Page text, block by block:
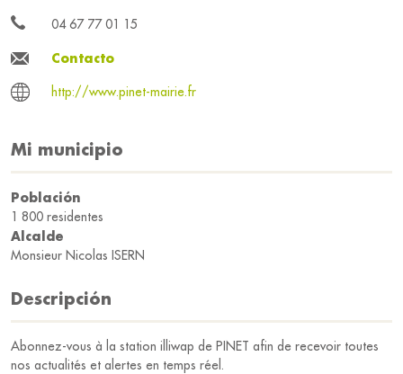
04 67 77 01 15
Contacto
http://www.pinet-mairie.fr
Mi municipio
Población
1 800 residentes
Alcalde
Monsieur Nicolas ISERN
Descripción
Abonnez-vous à la station illiwap de PINET afin de recevoir toutes
nos actualités et alertes en temps réel.